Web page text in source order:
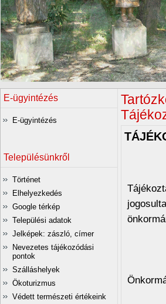
E-ügyintézés
E-ügyintézés
Településünkről
Történet
Elhelyezkedés
Google térkép
Települési adatok
Jelképek: zászló, címer
Nevezetes tájékozódási
pontok
Szálláshelyek
Ökoturizmus
Védett természeti értékeink